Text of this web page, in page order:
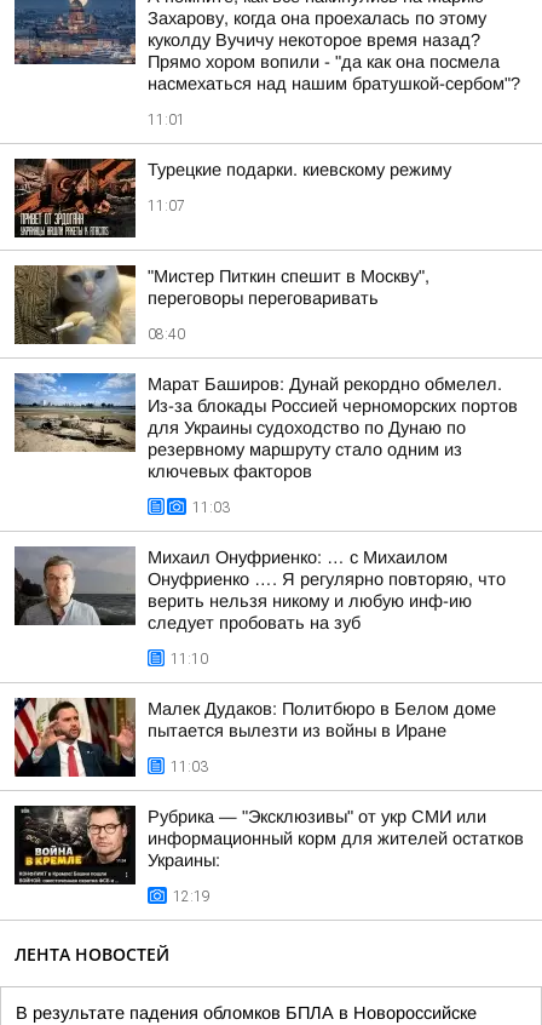
Захарову, когда она проехалась по этому
куколду Вучичу некоторое время назад?
Прямо хором вопили - "да как она посмела
насмехаться над нашим братушкой-сербом"?
11:01
Турецкие подарки. киевскому режиму
11:07
"Мистер Питкин спешит в Москву",
переговоры переговаривать
08:40
Марат Баширов: Дунай рекордно обмелел.
Из-за блокады Россией черноморских портов
для Украины судоходство по Дунаю по
резервному маршруту стало одним из
ключевых факторов
11:03
Михаил Онуфриенко: … с Михаилом
Онуфриенко …. Я регулярно повторяю, что
верить нельзя никому и любую инф-ию
следует пробовать на зуб
11:10
Малек Дудаков: Политбюро в Белом доме
пытается вылезти из войны в Иране
11:03
Рубрика — "Эксклюзивы" от укр СМИ или
информационный корм для жителей остатков
Украины:
12:19
ЛЕНТА НОВОСТЕЙ
В результате падения обломков БПЛА в Новороссийске